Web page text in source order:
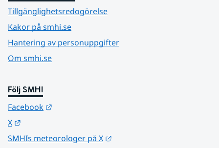
Tillgänglighetsredogörelse
Kakor på smhi.se
Hantering av personuppgifter
Om smhi.se
Följ SMHI
Facebook
X
SMHIs meteorologer på X